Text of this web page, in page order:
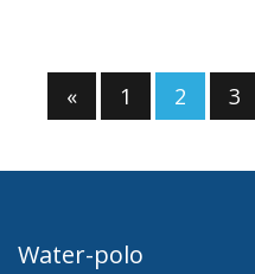
« 1 2 3
Water-polo